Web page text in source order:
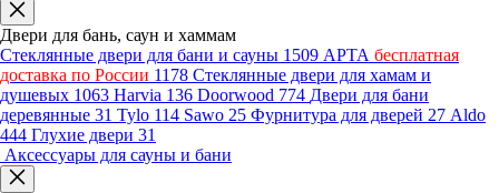
Двери для бань, саун и хаммам
Стеклянные двери для бани и сауны 1509 АРТА бесплатная
доставка по России 1178 Стеклянные двери для хамам и
душевых 1063 Harvia 136 Doorwood 774 Двери для бани
деревянные 31 Tylo 114 Sawo 25 Фурнитура для дверей 27 Aldo
444 Глухие двери 31
Аксессуары для сауны и бани